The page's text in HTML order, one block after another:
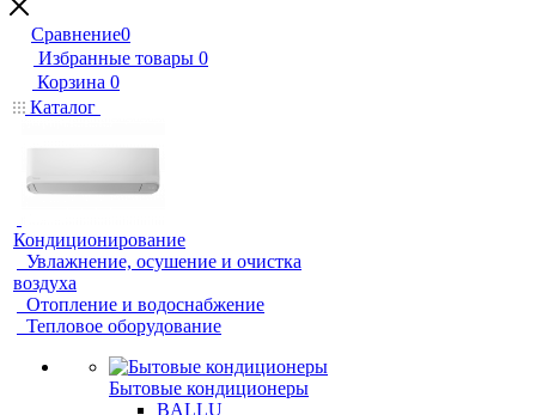
Сравнение0
Избранные товары 0
Корзина 0
Каталог
Кондиционирование
Увлажнение, осушение и очистка
воздуха
Отопление и водоснабжение
Тепловое оборудование
Бытовые кондиционеры
BALLU